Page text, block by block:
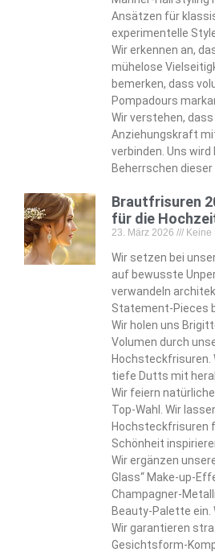
Ansätzen für
experimentelle
erkennen, wie sich
von Vokuhila-
strukturierter
identifizieren
scharfen Skin
lockigen
zeitgenössische
Wir erkennen an,
mühelose
bemerken, dass
Pompadours
setzen. Wir
wie den
zerzausten Long
Kunden
Wir verstehen,
Anziehungskraft
verbinden. Uns wird
Beherrschen
offenbart. Wir
an, die moderne
Männerpflege neu
Brautfrisuren
für die
23. März 2026 Keine
Wir setzen bei
auf bewusste
verwandeln
Statement-Pieces
passen unsere
zu wallenden
Wir holen uns
Volumen durch
Hochsteckfrisuren.
tiefe Dutts mit
Arrangements. Wir
Touch in unsere
Wir feiern
Top-Wahl. Wir
Hochsteckfrisuren
Schönheit
Haar-Eigenschaften
Wir ergänzen
Glass“ Make-up-
Champagner-
Beauty-Palette
Harmonie zwischen
Elementen.
Wir garantieren
Gesichtsform-